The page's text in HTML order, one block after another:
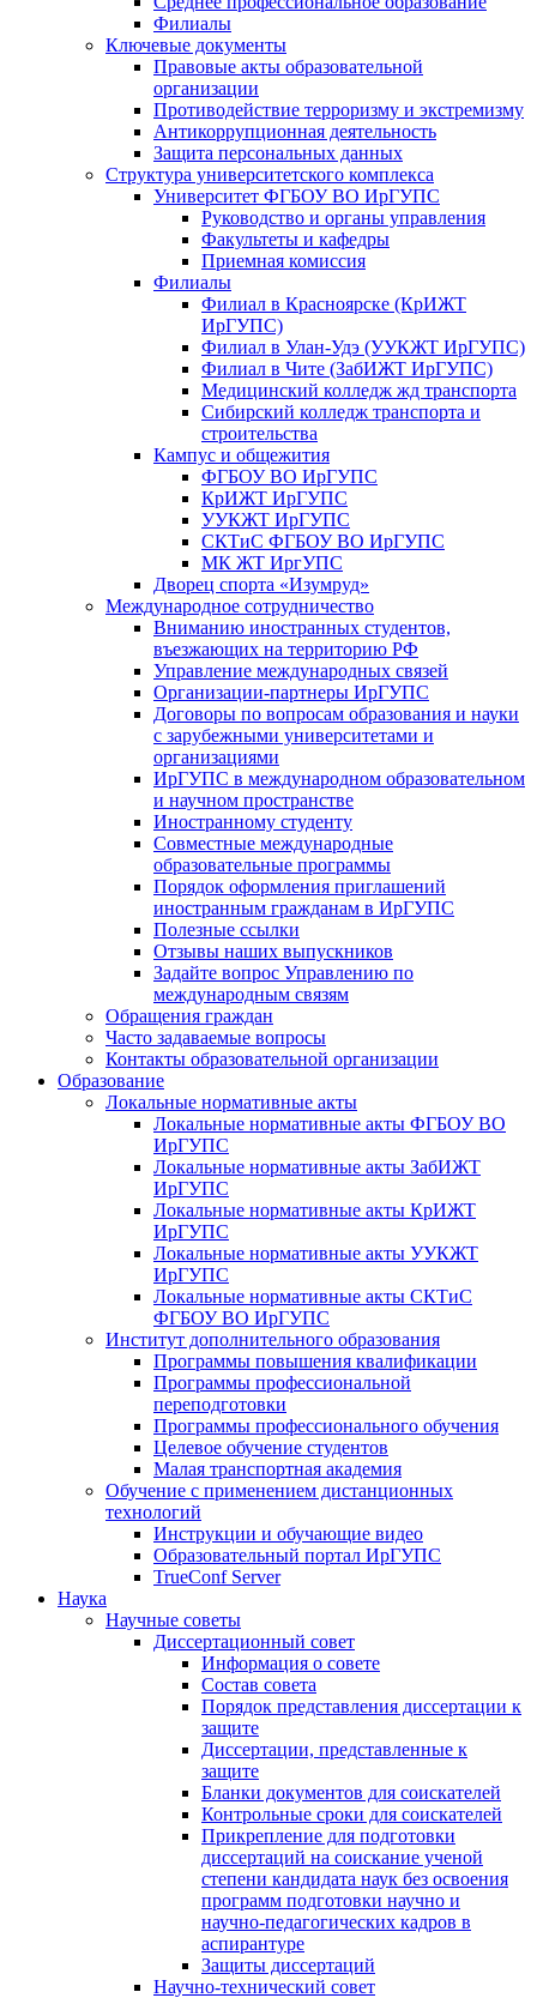
Филиалы
Ключевые документы
Правовые акты образовательной
организации
Противодействие терроризму и экстремизму
Антикоррупционная деятельность
Защита персональных данных
Структура университетского комплекса
Университет ФГБОУ ВО ИрГУПС
Руководство и органы управления
Факультеты и кафедры
Приемная комиссия
Филиалы
Филиал в Красноярске (КрИЖТ
ИрГУПС)
Филиал в Улан-Удэ (УУКЖТ ИрГУПС)
Филиал в Чите (ЗабИЖТ ИрГУПС)
Медицинский колледж жд транспорта
Сибирский колледж транспорта и
строительства
Кампус и общежития
ФГБОУ ВО ИрГУПС
КрИЖТ ИрГУПС
УУКЖТ ИрГУПС
СКТиС ФГБОУ ВО ИрГУПС
МК ЖТ ИргУПС
Дворец спорта «Изумруд»
Международное сотрудничество
Вниманию иностранных студентов,
въезжающих на территорию РФ
Управление международных связей
Организации-партнеры ИрГУПС
Договоры по вопросам образования и науки
с зарубежными университетами и
организациями
ИрГУПС в международном образовательном
и научном пространстве
Иностранному студенту
Совместные международные
образовательные программы
Порядок оформления приглашений
иностранным гражданам в ИрГУПС
Полезные ссылки
Отзывы наших выпускников
Задайте вопрос Управлению по
международным связям
Обращения граждан
Часто задаваемые вопросы
Контакты образовательной организации
Образование
Локальные нормативные акты
Локальные нормативные акты ФГБОУ ВО
ИрГУПС
Локальные нормативные акты ЗабИЖТ
ИрГУПС
Локальные нормативные акты КрИЖТ
ИрГУПС
Локальные нормативные акты УУКЖТ
ИрГУПС
Локальные нормативные акты СКТиС
ФГБОУ ВО ИрГУПС
Институт дополнительного образования
Программы повышения квалификации
Программы профессиональной
переподготовки
Программы профессионального обучения
Целевое обучение студентов
Малая транспортная академия
Обучение с применением дистанционных
технологий
Инструкции и обучающие видео
Образовательный портал ИрГУПС
TrueConf Server
Наука
Научные советы
Диссертационный совет
Информация о совете
Состав совета
Порядок представления диссертации к
защите
Диссертации, представленные к
защите
Бланки документов для соискателей
Контрольные сроки для соискателей
Прикрепление для подготовки
диссертаций на соискание ученой
степени кандидата наук без освоения
программ подготовки научно и
научно-педагогических кадров в
аспирантуре
Защиты диссертаций
Научно-технический совет